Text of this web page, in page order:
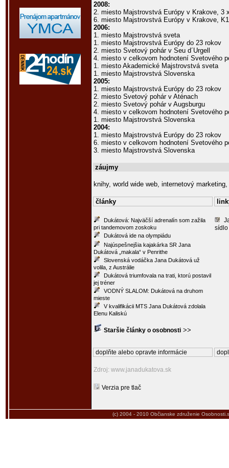
2008:
2. miesto Majstrovstvá Európy v Krakove, 3
6. miesto Majstrovstvá Európy v Krakove, K1
2006:
1. miesto Majstrovstvá sveta
1. miesto Majstrovstvá Európy do 23 rokov
2. miesto Svetový pohár v Seu d´Urgell
4. miesto v celkovom hodnotení Svetového
1. miesto Akademické Majstrovstvá sveta
1. miesto Majstrovstvá Slovenska
2005:
1. miesto Majstrovstvá Európy do 23 rokov
2. miesto Svetový pohár v Aténach
2. miesto Svetový pohár v Augsburgu
4. miesto v celkovom hodnotení Svetového
1. miesto Majstrovstvá Slovenska
2004:
1. miesto Majstrovstvá Európy do 23 rokov
6. miesto v celkovom hodnotení Svetového
3. miesto Majstrovstvá Slovenska
záujmy
knihy, world wide web, internetový
články
Dukátová: Najväčší adrenalín som zažila
pri tandemovom zoskoku
Dukátová ide na olympiádu
Najúspešnejšia kajakárka SR Jana
Dukátová „makala“ v Penrithe
Slovenská vodáčka Jana Dukátová už
volila, z Austrálie
Dukátová triumfovala na trati, ktorú postavil
jej tréner
VODNÝ SLALOM: Dukátová na druhom
mieste
V kvalifikácii MTS Jana Dukátová zdolala
Elenu Kaliskú
Staršie články o osobnosti >>
sídlo
doplňte alebo opravte informácie
Zdroj: www.janadukatova.sk
Verzia pre tlač
(c) 2004 - 2010 Občianske združenie